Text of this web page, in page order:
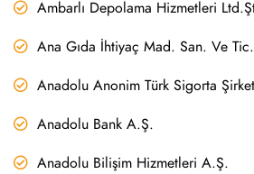
Ambarlı Depolama Hizmetleri
Ana Gıda İhtiyaç Mad. San. Ve
Anadolu Anonim Türk Sigorta
Anadolu Bank A.Ş.
Anadolu Bilişim Hizmetleri A.Ş.